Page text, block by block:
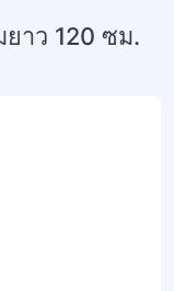
ยาว 120 ซม.